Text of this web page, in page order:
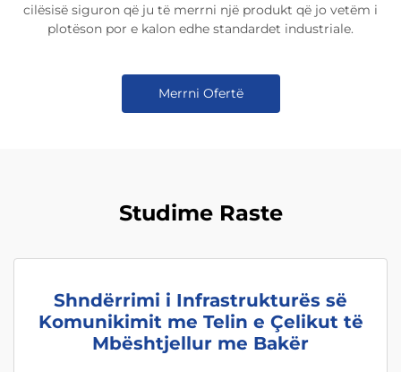
cilësisë siguron që ju të merrni një produkt që jo vetëm i
plotëson por e kalon edhe standardet industriale.
Merrni Ofertë
Studime Raste
Shndërrimi i Infrastrukturës së
Komunikimit me Telin e Çelikut të
Mbështjellur me Bakër